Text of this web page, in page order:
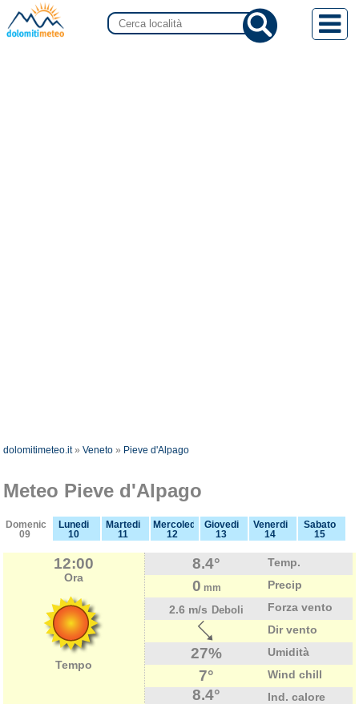
dolomitimeteo.it»Veneto » Pieve d'Alpago
Meteo Pieve d'Alpago
Domenica
09
Lunedi
10
Martedi
11
Mercoledi
12
Giovedi
13
Venerdi
14
Sabato
15
12:00
Ora
Tempo
8.4° Temp.
0 mm
Precip
2.6 m/s Deboli
Forza vento
Dir vento
27% Umidità
7° Wind chill
8.4° Ind. calore